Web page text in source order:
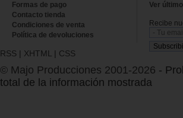
Formas de pago
Contacto tienda
Condiciones de venta
Política de devoluciones
Ver
Recibe
RSS | XHTML | CSS
© Majo Producciones 2001-2026 -
total de la información mostrada